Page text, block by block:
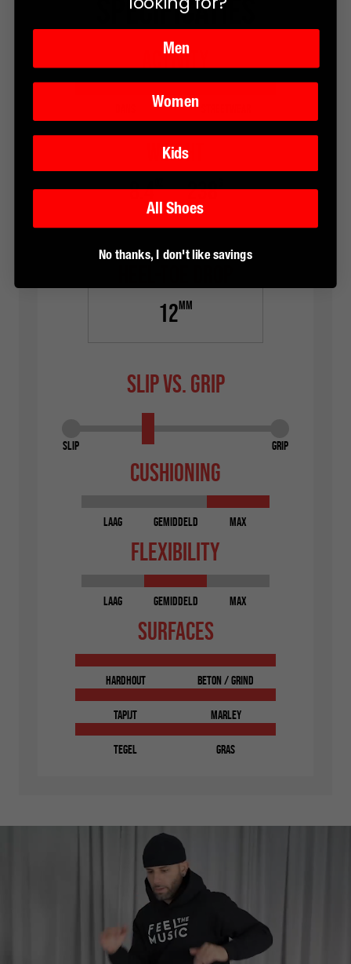
specificaties
Activity
Weight
8.4
238
12MM
Slip vs. Grip
Cushioning
Laag Gemiddeld Max
Flexibility
Laag Gemiddeld Max
Surfaces
hardhout beton / grind
tapijt marley
tegel gras
Men
Women
Kids
All Shoes
No thanks, I don't like savings